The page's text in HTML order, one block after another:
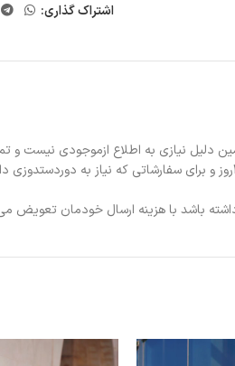
اشتراک گذاری:
دلیل نیازی به اطلاع ازموجودی نیست
داشته باشد با هزینه ارسال خودمان تعویض